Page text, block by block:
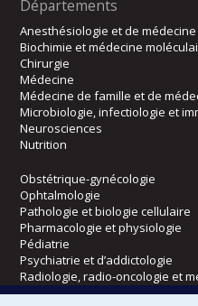
Départements
Anesthésiologie et de
Biochimie et médecine
Chirurgie
Médecine
Médecine de famille et de
Microbiologie, infectiologie et
Neurosciences
Nutrition
Obstétrique-gynécologie
Ophtalmologie
Pathologie et biologie cellulaire
Pharmacologie et physiologie
Pédiatrie
Psychiatrie et d’addictologie
Radiologie, radio-oncologie et